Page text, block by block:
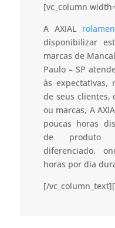
[vc_column
A AXIAL
disponibilizar
marcas de
Paulo – SP
às expectativas,
de seus clientes,
ou marcas, A
poucas horas
de produto
diferenciado,
horas por dia
[/